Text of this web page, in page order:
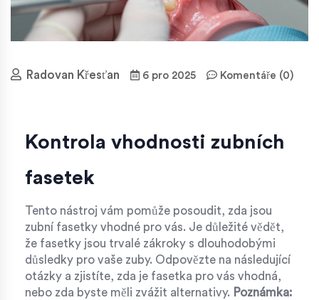
Radovan Křesťan 6 pro 2025 Komentáře (0)
Kontrola vhodnosti zubních
fasetek
Tento nástroj vám pomůže posoudit, zda jsou
zubní fasetky vhodné pro vás. Je důležité vědět,
že fasetky jsou trvalé zákroky s dlouhodobými
důsledky pro vaše zuby. Odpovězte na následující
otázky a zjistíte, zda je fasetka pro vás vhodná,
nebo zda byste měli zvážit alternativy. Poznámka: